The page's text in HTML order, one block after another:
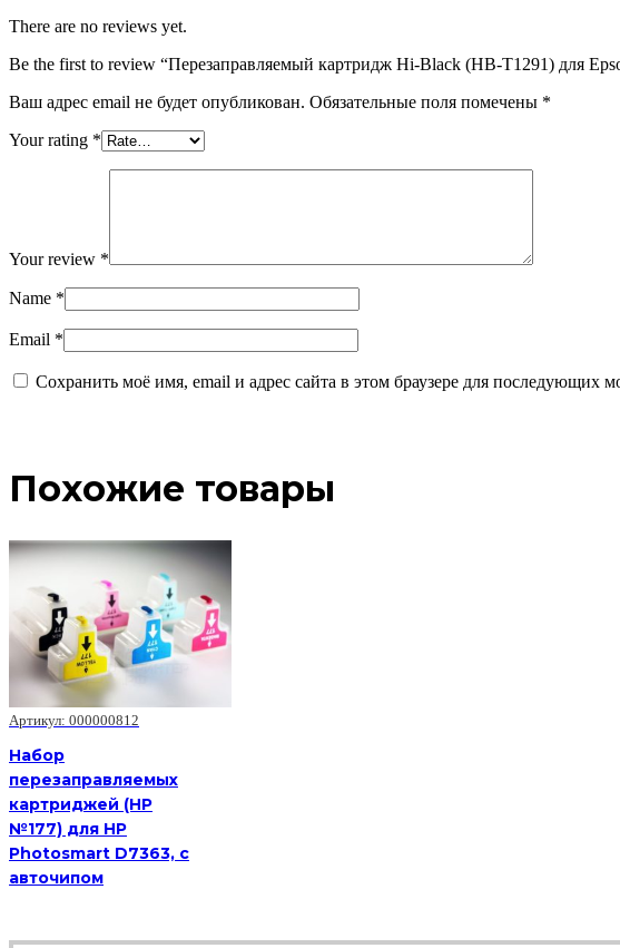
с
There are no reviews yet.
Be the first to review “Перезаправляемый картридж Hi-Black (HB-T1291) для
Ваш адрес email не будет опубликован. Обязательные поля помечены *
Your rating *
Your review *
Name *
Email *
Сохранить моё имя, email и адрес сайта в этом браузере для последующих
Похожие товары
Артикул: 000000812
Набор
перезаправляемых
картриджей (HP
№177) для HP
Photosmart D7363, с
авточипом